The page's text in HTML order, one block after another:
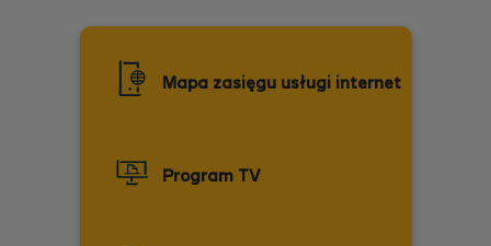
Mapa zasięgu usługi internet
Program TV